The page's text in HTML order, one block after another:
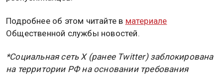
Подробнее об этом читайте в материале
Общественной службы новостей.
*Социальная сеть X (ранее Twitter) заблокирована
на территории РФ на основании требования